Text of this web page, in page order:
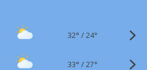
32° /24°
33° /27°